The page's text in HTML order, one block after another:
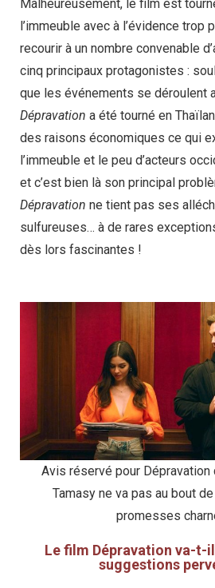
Malheureusement, le film est
l’immeuble avec à l’évidence trop
recourir à un nombre convenable
cinq principaux protagonistes :
que les événements se déroulent
Dépravation a été tourné en
des raisons économiques ce qui
l’immeuble et le peu d’acteurs
et c’est bien là son principal
Dépravation ne tient pas ses
sulfureuses… à de rares
dès lors fascinantes !
Avis réservé pour Dépravation
Tamasy ne va pas au bout
promesses
Le film Dépravation va-t-
suggestions